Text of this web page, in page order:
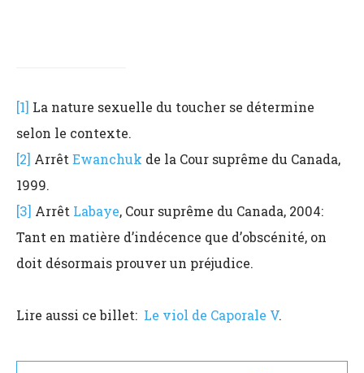
[1] La nature sexuelle du toucher se détermine
selon le contexte.
[2] Arrêt Ewanchuk de la Cour suprême du Canada,
1999.
[3] Arrêt Labaye, Cour suprême du Canada, 2004:
Tant en matière d’indécence que d’obscénité, on
doit désormais prouver un préjudice.
Lire aussi ce billet: Le viol de Caporale V.